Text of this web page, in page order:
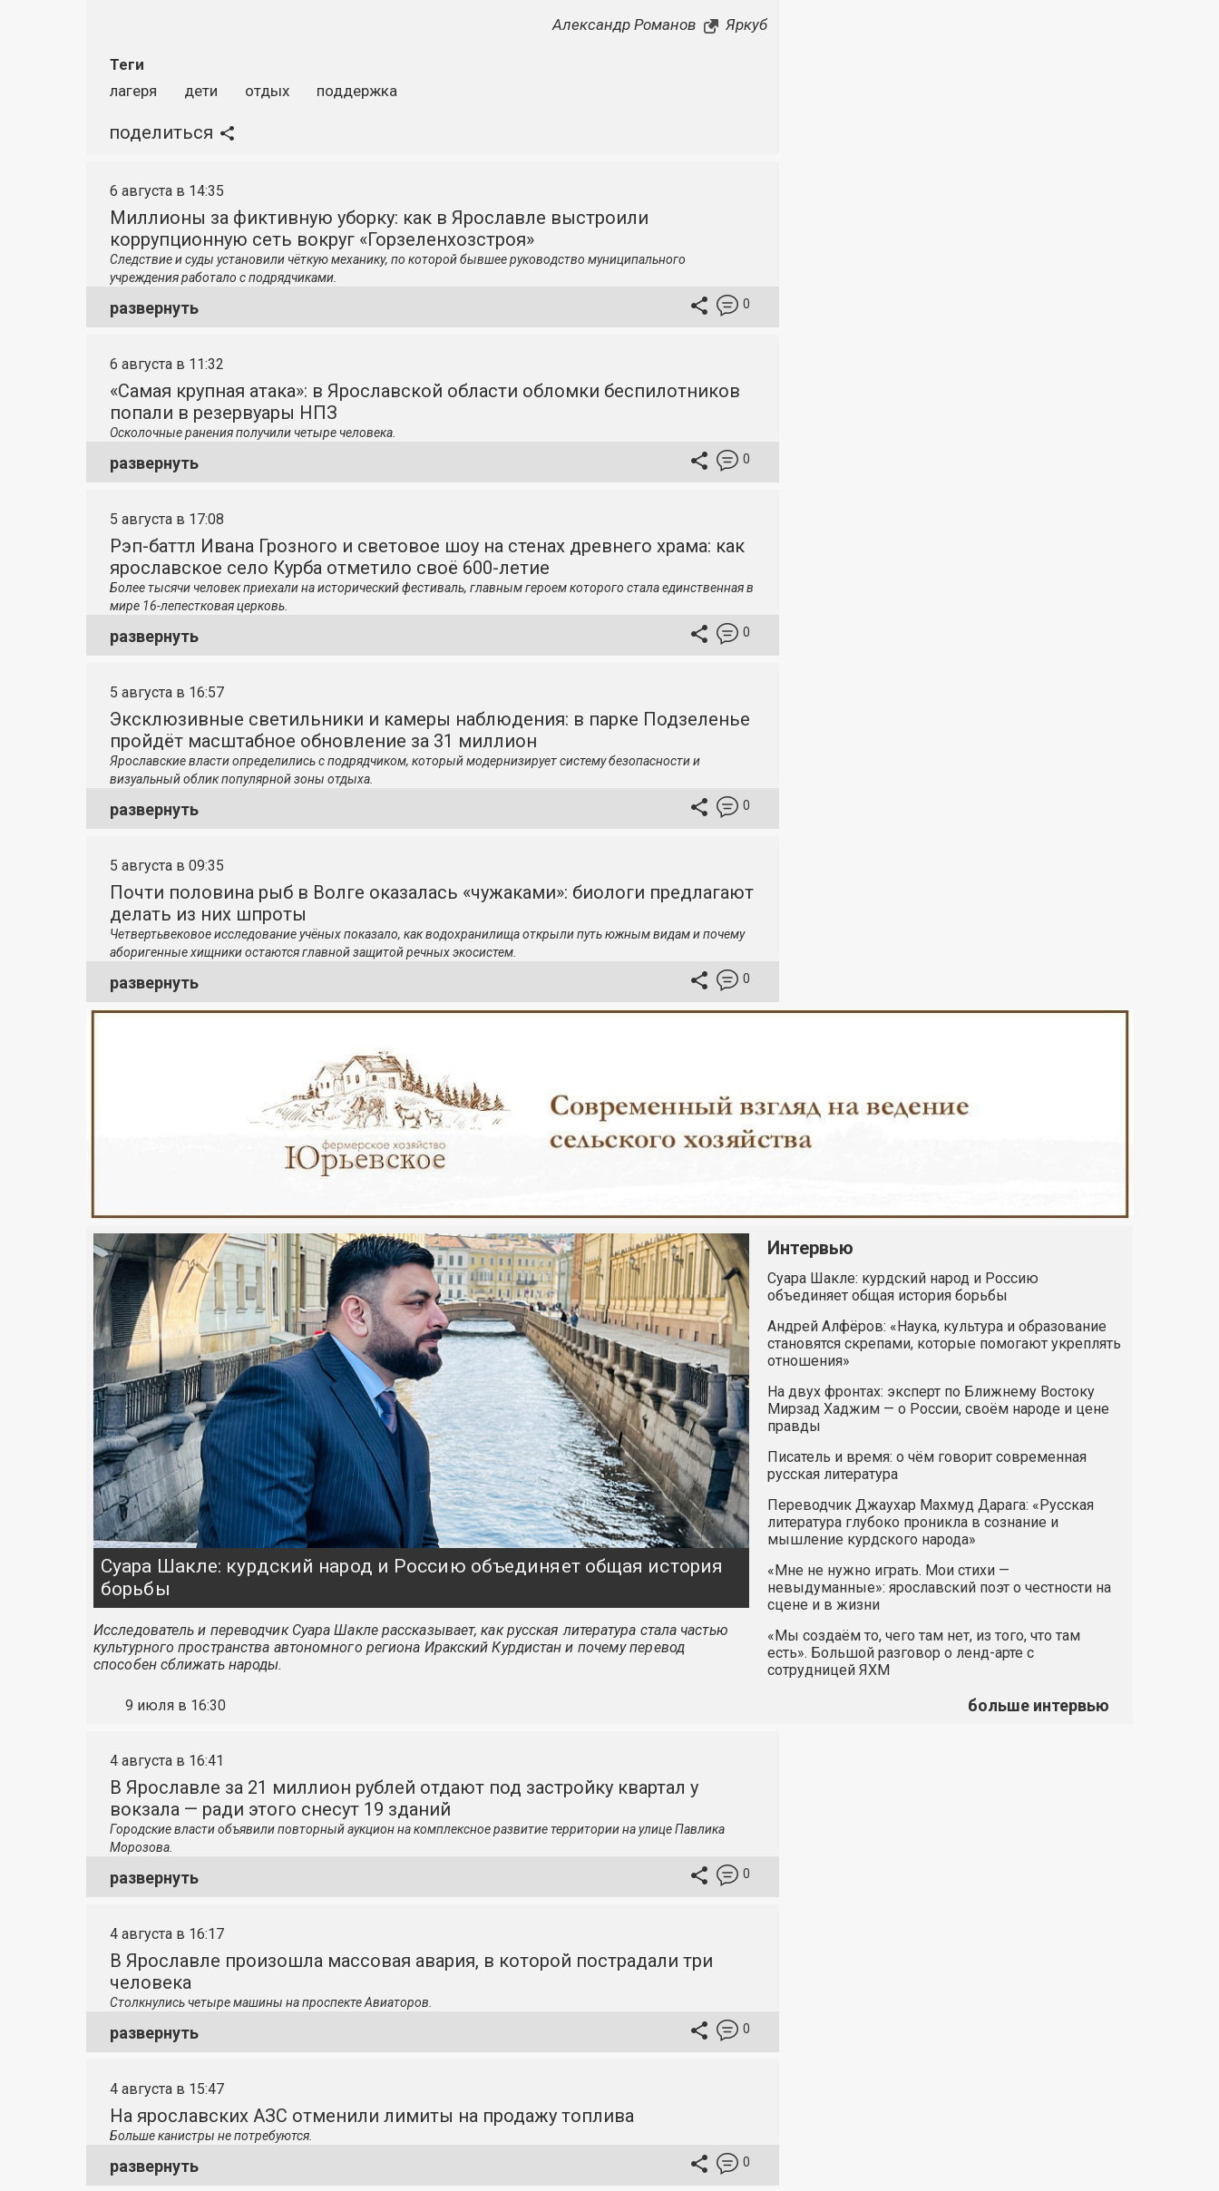
Александр Романов
Яркуб
Теги
лагеря
дети отдых поддержка
поделиться
6 августа в 14:35
Миллионы за фиктивную уборку: как в Ярославле выстроили
коррупционную сеть вокруг «Горзеленхозстроя»
Следствие и суды установили чёткую механику, по которой бывшее руководство муниципального
учреждения работало с подрядчиками.
развернуть 0
6 августа в 11:32
«Самая крупная атака»: в Ярославской области обломки беспилотников
попали в резервуары НПЗ
Осколочные ранения получили четыре человека.
развернуть 0
5 августа в 17:08
Рэп-баттл Ивана Грозного и световое шоу на стенах древнего храма: как
ярославское село Курба отметило своё 600-летие
Более тысячи человек приехали на исторический фестиваль, главным героем которого стала единственная в
мире 16-лепестковая церковь.
развернуть 0
5 августа в 16:57
Эксклюзивные светильники и камеры наблюдения: в парке Подзеленье
пройдёт масштабное обновление за 31 миллион
Ярославские власти определились с подрядчиком, который модернизирует систему безопасности и
визуальный облик популярной зоны отдыха.
развернуть 0
5 августа в 09:35
Почти половина рыб в Волге оказалась «чужаками»: биологи предлагают
делать из них шпроты
Четвертьвековое исследование учёных показало, как водохранилища открыли путь южным видам и почему
аборигенные хищники остаются главной защитой речных экосистем.
развернуть 0
Суара Шакле: курдский народ и Россию объединяет общая история
борьбы
Исследователь и переводчик Суара Шакле рассказывает, как русская литература стала частью
культурного пространства автономного региона Иракский Курдистан и почему перевод
способен сближать народы.
9 июля в 16:30
Интервью
Суара Шакле: курдский народ и Россию
объединяет общая история борьбы
Андрей Алфёров: «Наука, культура и образование
становятся скрепами, которые помогают укреплять
отношения»
На двух фронтах: эксперт по Ближнему Востоку
Мирзад Хаджим — о России, своём народе и цене
правды
Писатель и время: о чём говорит современная
русская литература
Переводчик Джаухар Махмуд Дарага: «Русская
литература глубоко проникла в сознание и
мышление курдского народа»
«Мне не нужно играть. Мои стихи —
невыдуманные»: ярославский поэт о честности на
сцене и в жизни
«Мы создаём то, чего там нет, из того, что там
есть». Большой разговор о ленд-арте с
сотрудницей ЯХМ
больше интервью
4 августа в 16:41
В Ярославле за 21 миллион рублей отдают под застройку квартал у
вокзала — ради этого снесут 19 зданий
Городские власти объявили повторный аукцион на комплексное развитие территории на улице Павлика
Морозова.
развернуть 0
4 августа в 16:17
В Ярославле произошла массовая авария, в которой пострадали три
человека
Столкнулись четыре машины на проспекте Авиаторов.
развернуть 0
4 августа в 15:47
На ярославских АЗС отменили лимиты на продажу топлива
Больше канистры не потребуются.
развернуть 0